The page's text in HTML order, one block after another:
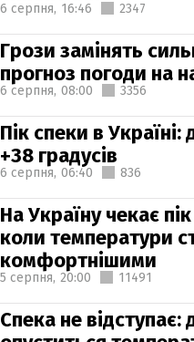
6 серпня, 16:46 2347
Грози замінять
прогноз погоди на
6 серпня, 08:00 3356
Пік спеки в
+38 градусів
6 серпня, 06:40 836
На Україну чекає
коли температури
комфортнішими
5 серпня, 20:00 11491
Спека не відступає: